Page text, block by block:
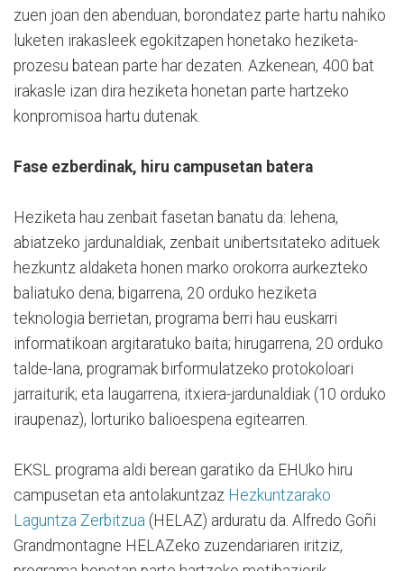
zuen joan den abenduan, borondatez parte hartu nahiko
luketen irakasleek egokitzapen honetako heziketa-
prozesu batean parte har dezaten. Azkenean, 400 bat
irakasle izan dira heziketa honetan parte hartzeko
konpromisoa hartu dutenak.
Fase ezberdinak, hiru campusetan batera
Heziketa hau zenbait fasetan banatu da: lehena,
abiatzeko jardunaldiak, zenbait unibertsitateko adituek
hezkuntz aldaketa honen marko orokorra aurkezteko
baliatuko dena; bigarrena, 20 orduko heziketa
teknologia berrietan, programa berri hau euskarri
informatikoan argitaratuko baita; hirugarrena, 20 orduko
talde-lana, programak birformulatzeko protokoloari
jarraiturik; eta laugarrena, itxiera-jardunaldiak (10 orduko
iraupenaz), lorturiko balioespena egitearren.
EKSL programa aldi berean garatiko da EHUko hiru
campusetan eta antolakuntzaz Hezkuntzarako
Laguntza Zerbitzua (HELAZ) arduratu da. Alfredo Goñi
Grandmontagne HELAZeko zuzendariaren iritziz,